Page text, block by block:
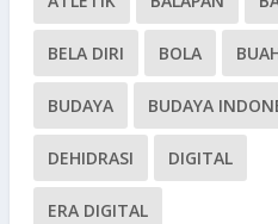
BELA DIRI BOLA
BUDAYA BUDAYA
DEHIDRASI DIGITAL
ERA DIGITAL